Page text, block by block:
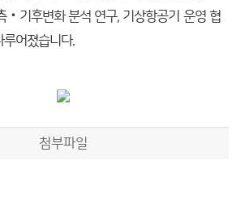
‧기후변화 분석 연구, 기상항공기 운영 협
루어졌습니다.
첨부파일